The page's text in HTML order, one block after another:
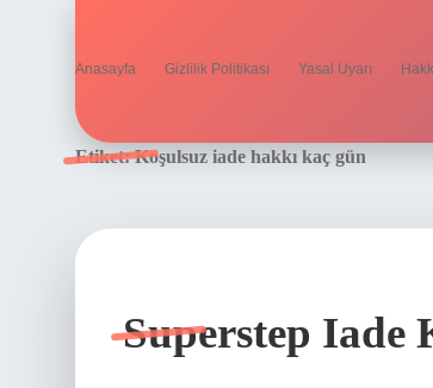
Anasayfa Gizlilik Politikası Yasal Uyarı
Etiket:Koşulsuz iade hakkı kaç gün
Superstep